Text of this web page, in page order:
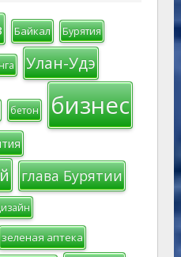
Байкал Бурятия
Улан-Удэ
бетон бизнес
глава Бурятии
зеленая аптека